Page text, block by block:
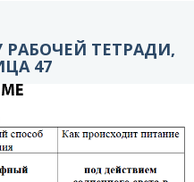
ТЕТРАДИ,
47